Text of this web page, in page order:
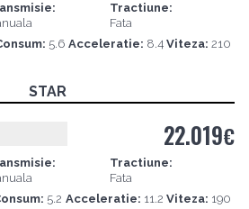
Tractiune:
Fata
5.6 Acceleratie: 8.4 Viteza:210
STAR
Tractiune:
Fata
5.2 Acceleratie: 11.2 Viteza: 190
22.019€